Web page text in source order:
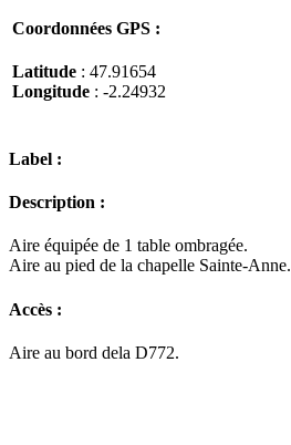
Coordonnées GPS :
Latitude : 47.91654
Longitude : -2.24932
Label :
Description :
Aire équipée de 1 table ombragée.
Aire au pied de la chapelle Sainte-Anne.
Accès :
Aire au bord dela D772.